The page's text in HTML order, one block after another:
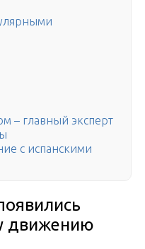
– главный эксперт
с испанскими
движению